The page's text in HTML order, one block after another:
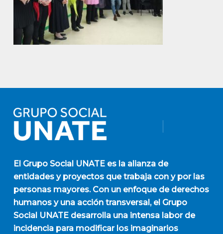
El Grupo Social UNATEes la alianza de
entidades y proyectos que trabaja con y por las
personas mayores. Con un enfoque de derechos
humanos y una acción transversal, el Grupo
Social UNATE desarrolla una intensa labor de
incidencia para modificar los imaginarios